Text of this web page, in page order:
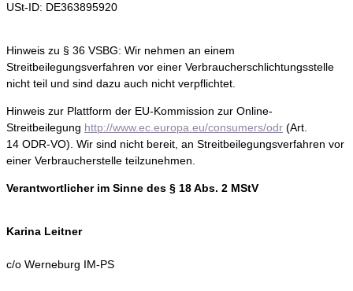
USt-ID: DE363895920
Hinweis zu § 36 VSBG: Wir nehmen an einem
Streitbeilegungsverfahren vor einer Verbraucherschlichtungsstelle
nicht teil und sind dazu auch nicht verpflichtet.
Hinweis zur Plattform der EU-Kommission zur Online-
Streitbeilegung http://www.ec.europa.eu/consumers/odr (Art.
14 ODR-VO). Wir sind nicht bereit, an Streitbeilegungsverfahren vor
einer Verbraucherstelle teilzunehmen.
Verantwortlicher im Sinne des § 18 Abs. 2 MStV
Karina Leitner
c/o Werneburg IM-PS